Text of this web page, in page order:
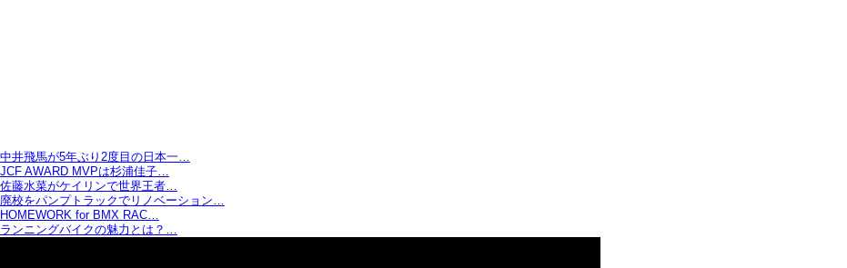
中井飛馬が5年ぶり2度目の日本一…
JCF AWARD MVPは杉浦佳子…
佐藤水菜がケイリンで世界王者…
廃校をパンプトラックでリノベーション…
HOMEWORK for BMX RAC…
ランニングバイクの魅力とは？…